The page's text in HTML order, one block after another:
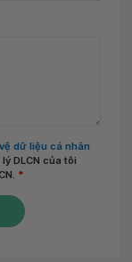
dữ liệu cá nhân
DLCN của tôi
*